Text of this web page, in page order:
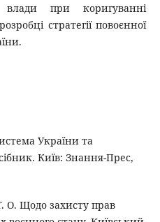
при коригуванні
стратегії повоєнної
України та
Київ: Знання-Прес,
О. Щодо захисту прав